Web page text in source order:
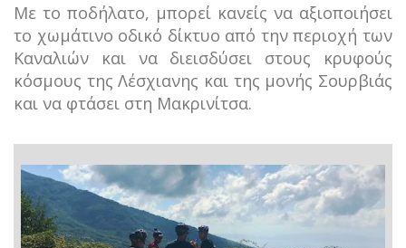
Με το ποδήλατο, μπορεί κανείς να αξιοποιήσει
το χωμάτινο οδικό δίκτυο από την περιοχή των
Καναλιών και να διεισδύσει στους κρυφούς
κόσμους της Λέσχιανης και της μονής Σουρβιάς
και να φτάσει στη Μακρινίτσα.